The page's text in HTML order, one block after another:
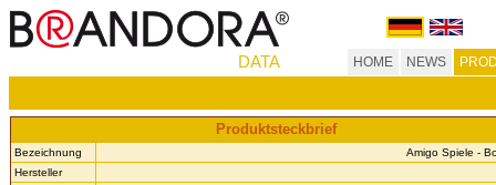
DATA HOME NEWS
Produktsteckbrief
Bezeichnung
Amigo Spiele -
Hersteller